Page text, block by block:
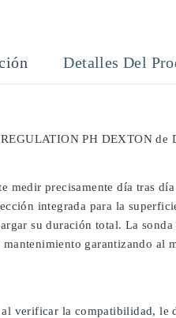
Detalles Del
PH DEXTON de
medir precisamente día tras
integrada para la
su duración total. La
garantizando al
al verificar la compatibilidad,